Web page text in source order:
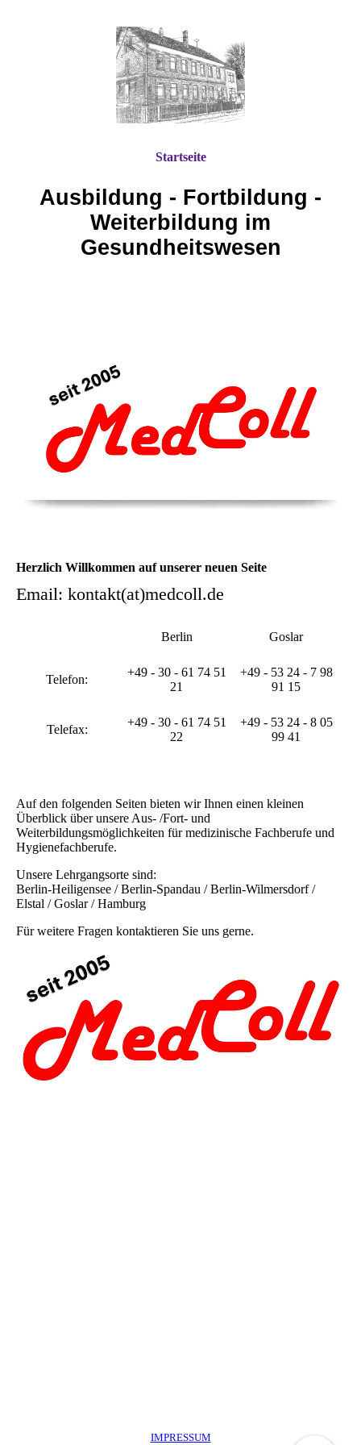
Ausbildung - Fortbildung -
Weiterbildung im
Gesundheitswesen
Startseite
Herzlich Willkommen auf unserer neuen Seite
Email: kontakt(at)medcoll.de
Berlin Goslar
Telefon:
+49 - 30 - 61 74 51
21
+49 - 53 24 - 7 98
91 15
Telefax:
+49 - 30 - 61 74 51
22
+49 - 53 24 - 8 05
99 41
Auf den folgenden Seiten bieten wir Ihnen einen kleinen
Überblick über unsere Aus- /Fort- und
Weiterbildungsmöglichkeiten für medizinische Fachberufe und
Hygienefachberufe.
Unsere Lehrgangsorte sind:
Berlin-Heiligensee / Berlin-Spandau / Berlin-Wilmersdorf /
Elstal / Goslar / Hamburg
Für weitere Fragen kontaktieren Sie uns gerne.
IMPRESSUM